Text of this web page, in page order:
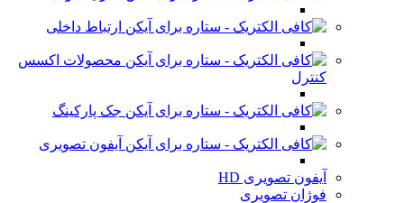
ارتباط داخلی
محصولات اکسس
کنترل
جک پارکینگ
آیفون تصویری
آیفون تصویری HD
فوژان تصویری